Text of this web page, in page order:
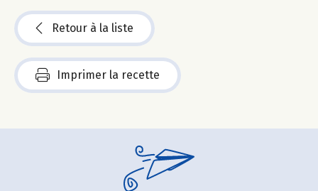
Retour à la liste
Imprimer la recette